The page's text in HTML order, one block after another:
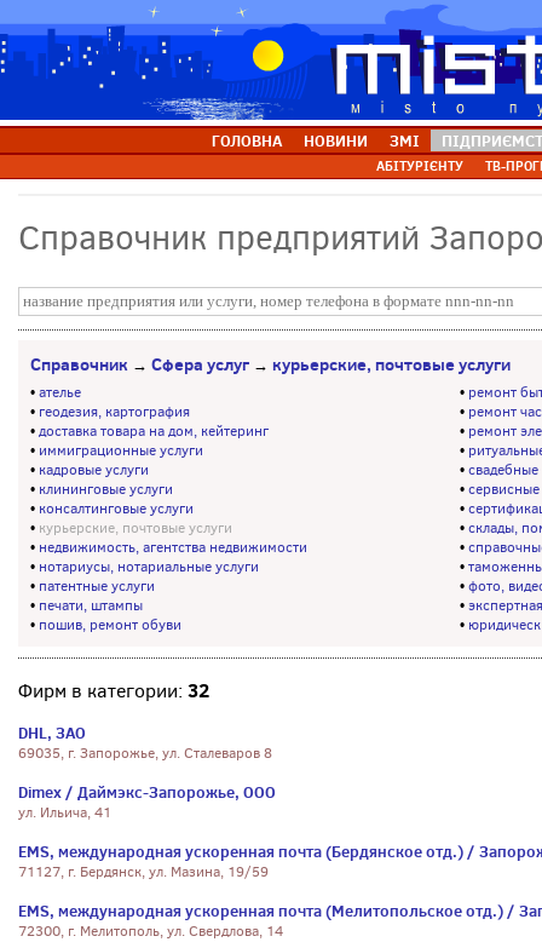
ГОЛОВНА НОВИНИ ЗМІ
АБІТУРІЄНТУ ТВ-
Справочник предприятий
Справочник → Сфера услуг → курьерские, почтовые услуги
•ателье
• геодезия, картография
•доставка товара на дом, кейтеринг
• иммиграционные услуги
• кадровые услуги
• клининговые услуги
• консалтинговые услуги
• курьерские, почтовые услуги
• недвижимость, агентства недвижимости
• нотариусы, нотариальные услуги
• патентные услуги
• печати, штампы
• пошив, ремонт обуви
• ремонт
• ремонт
• ремонт
•
•
•
•
•склады,
•
•
•фото,
•
•
Фирм в категории: 32
DHL, ЗАО
69035, г. Запорожье, ул. Сталеваров 8
Dimex / Даймэкс-Запорожье, ООО
ул. Ильича, 41
EMS, международная ускоренная почта (Бердянское отд.) /
71127, г. Бердянск, ул. Мазина, 19/59
EMS, международная ускоренная почта (Мелитопольское отд.) /
72300, г. Мелитополь, ул. Свердлова, 14